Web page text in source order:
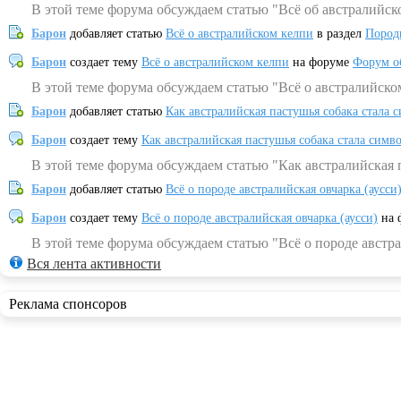
В этой теме форума обсуждаем статью "Всё об
Барон добавляет статью Всё о австралийском келпи в раздел
Барон создает тему Всё о австралийском келпи на форуме Форум
В этой теме форума обсуждаем статью "Всё о
Барон добавляет статью Как австралийская пастушья собака
Барон создает тему Как австралийская пастушья собака стала
В этой теме форума обсуждаем статью "Как
Барон добавляет статью Всё о породе австралийская овчарка (аусси)
Барон создает тему Всё о породе австралийская овчарка (аусси) на
В этой теме форума обсуждаем статью "Всё о породе
Вся лента активности
Реклама спонсоров